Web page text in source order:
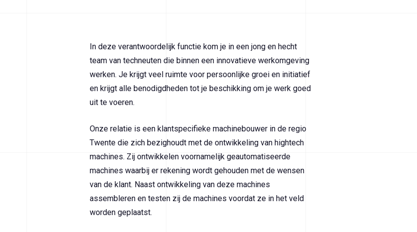
In deze verantwoordelijk functie kom je in een jong en hecht
team van techneuten die binnen een innovatieve werkomgeving
werken. Je krijgt veel ruimte voor persoonlijke groei en initiatief
en krijgt alle benodigdheden tot je beschikking om je werk goed
uit te voeren.
Onze relatie is een klantspecifieke machinebouwer in de regio
Twente die zich bezighoudt met de ontwikkeling van hightech
machines. Zij ontwikkelen voornamelijk geautomatiseerde
machines waarbij er rekening wordt gehouden met de wensen
van de klant. Naast ontwikkeling van deze machines
assembleren en testen zij de machines voordat ze in het veld
worden geplaatst.